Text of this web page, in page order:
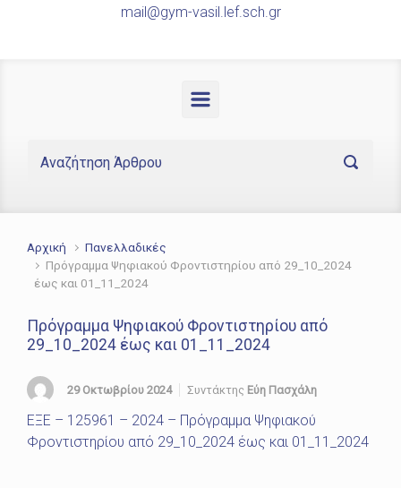
mail@gym-vasil.lef.sch.gr
Αρχική
Πανελλαδικές
Πρόγραμμα Ψηφιακού Φροντιστηρίου από 29_10_2024
έως και 01_11_2024
Πρόγραμμα Ψηφιακού Φροντιστηρίου από
29_10_2024 έως και 01_11_2024
29 Οκτωβρίου 2024 Συντάκτης Εύη Πασχάλη
ΕΞΕ – 125961 – 2024 – Πρόγραμμα Ψηφιακού
Φροντιστηρίου από 29_10_2024 έως και 01_11_2024